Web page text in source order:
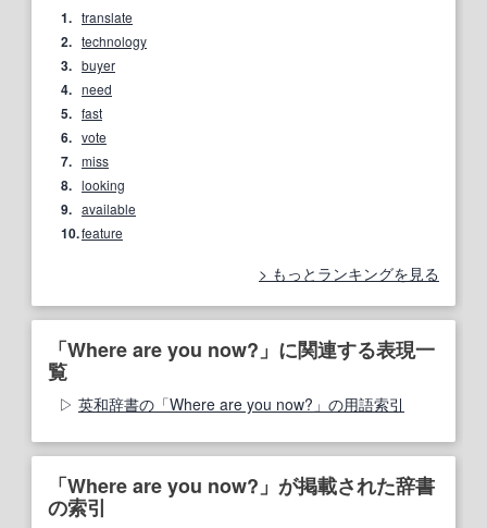
1. translate
2. technology
3. buyer
4. need
5. fast
6. vote
7. miss
8. looking
9. available
10.feature
もっとランキングを見る
「Where are you now?」に関連する表現一
覧
英和辞書の「Where are you now?」の用語索引
「Where are you now?」が掲載された辞書
の索引